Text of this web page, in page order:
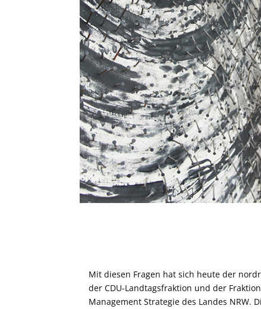
Mit diesen Fragen hat sich heute der
der CDU-Landtagsfraktion und der
Management Strategie des Landes NRW.